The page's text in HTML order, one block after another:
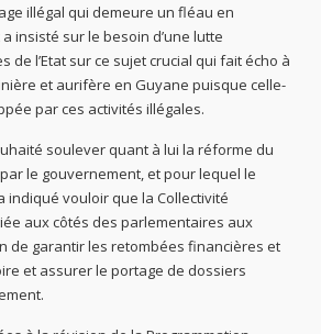
illégal qui demeure un fléau en
insisté sur le besoin d’une lutte
de l’Etat sur ce sujet crucial qui fait écho à
et aurifère en Guyane puisque celle-
par ces activités illégales.
soulever quant à lui la réforme du
le gouvernement, et pour lequel le
indiqué vouloir que la Collectivité
aux côtés des parlementaires aux
de garantir les retombées financières et
et assurer le portage de dossiers